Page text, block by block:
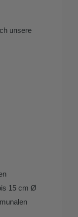
unsere
15 cm Ø